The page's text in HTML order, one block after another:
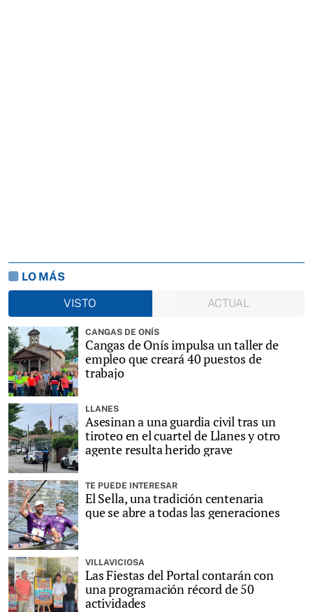
LO MÁS
VISTO
ACTUAL
CANGAS DE ONÍS
Cangas de Onís impulsa un taller de
empleo que creará 40 puestos de
trabajo
LLANES
Asesinan a una guardia civil tras un
tiroteo en el cuartel de Llanes y otro
agente resulta herido grave
TE PUEDE INTERESAR
El Sella, una tradición centenaria
que se abre a todas las generaciones
VILLAVICIOSA
Las Fiestas del Portal contarán con
una programación récord de 50
actividades